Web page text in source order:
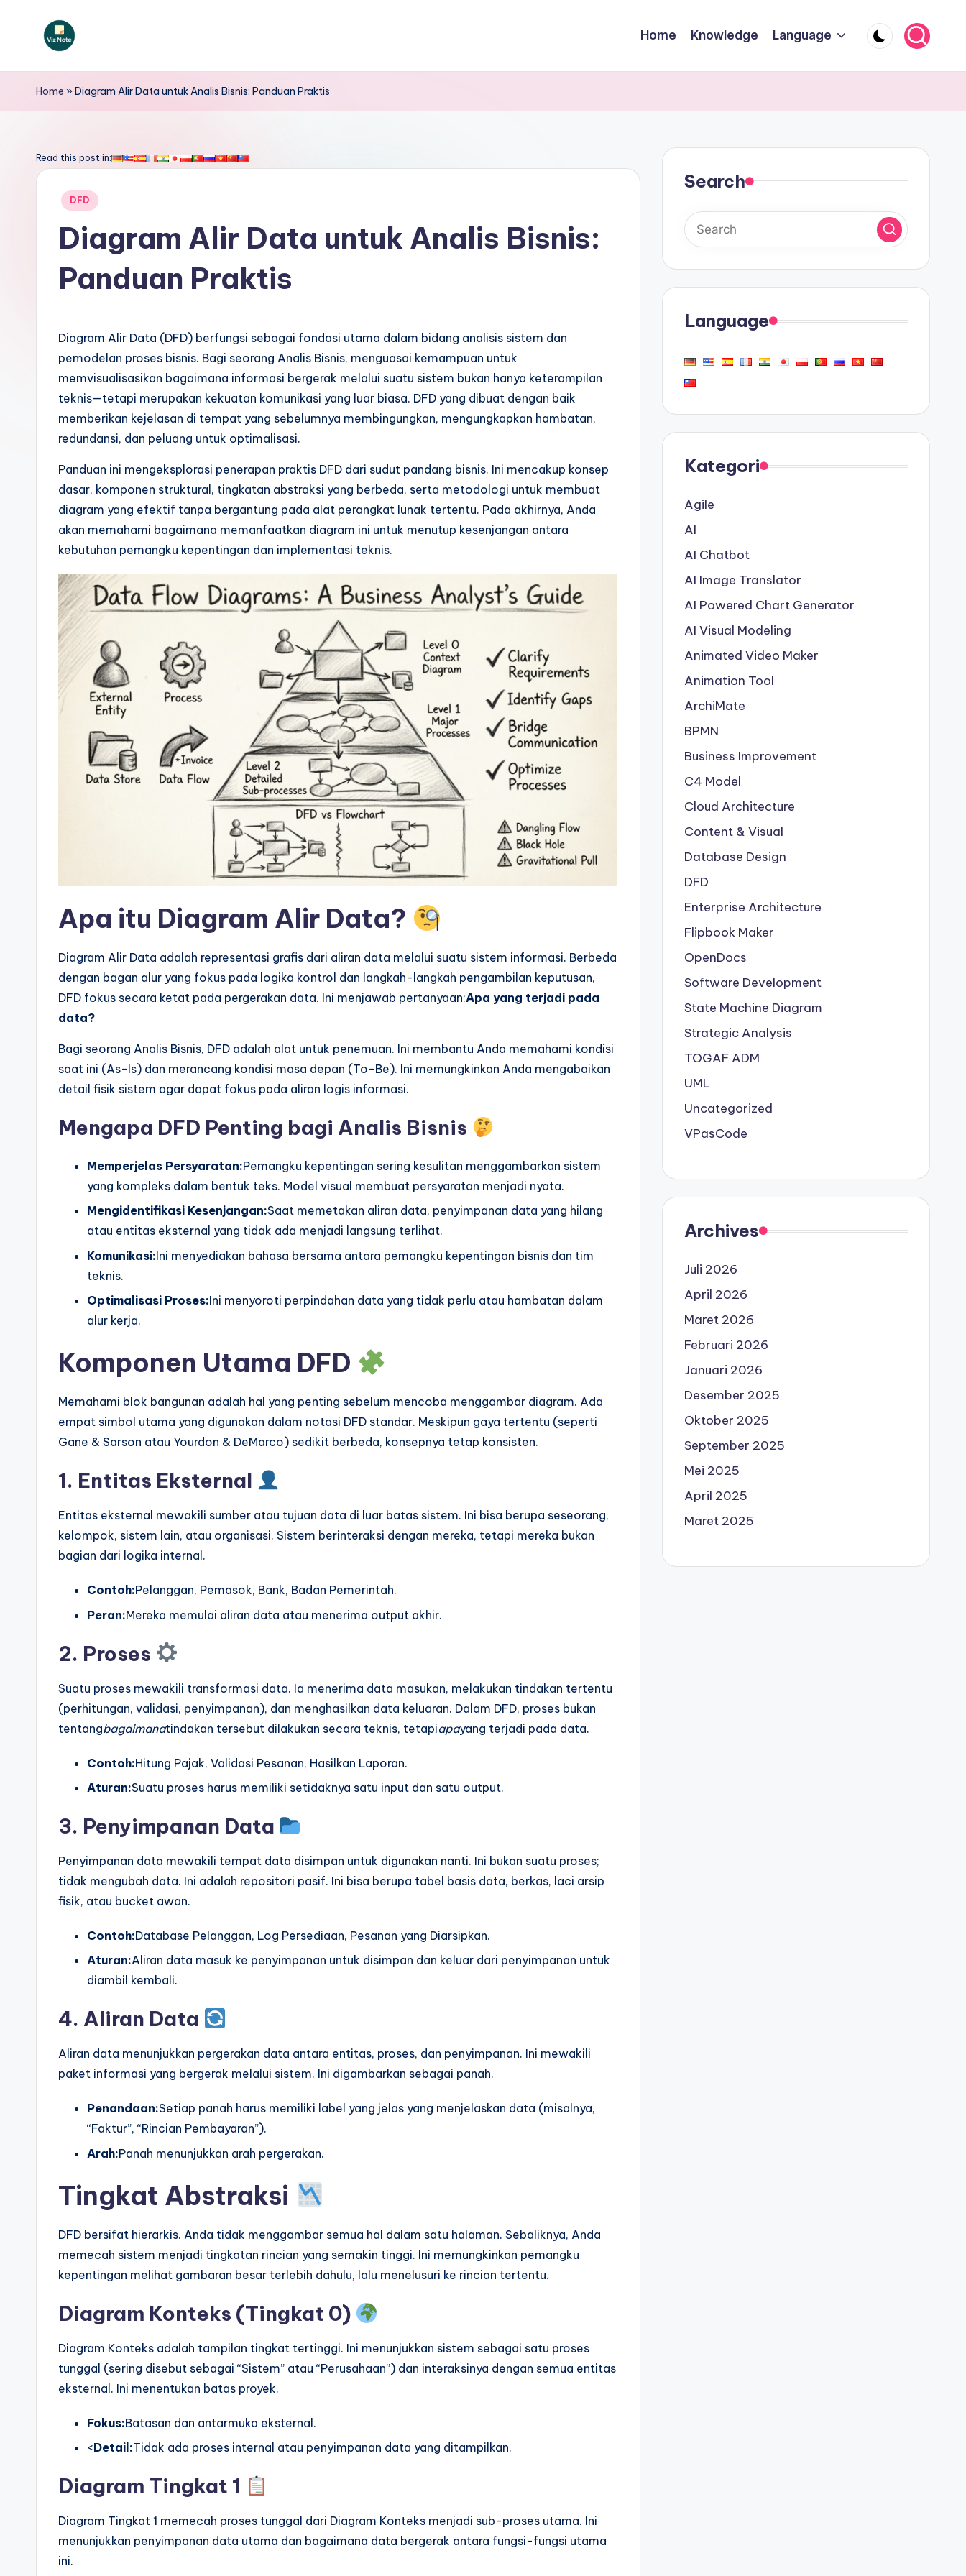
V
iz
o
si
A
Home Knowledge Language
Home »Diagram Alir Data untuk Analis Bisnis: Panduan Praktis
Read this post in:
Posted
DFD
Diagram Alir Data untuk Analis Bisnis:
Panduan Praktis
Diagram Alir Data (DFD) berfungsi sebagai fondasi utama dalam bidang analisis sistem dan
pemodelan proses bisnis. Bagi seorang Analis Bisnis, menguasai kemampuan untuk
memvisualisasikan bagaimana informasi bergerak melalui suatu sistem bukan hanya keterampilan
teknis—tetapi merupakan kekuatan komunikasi yang luar biasa. DFD yang dibuat dengan baik
memberikan kejelasan di tempat yang sebelumnya membingungkan, mengungkapkan hambatan,
redundansi, dan peluang untuk optimalisasi.
Panduan ini mengeksplorasi penerapan praktis DFD dari sudut pandang bisnis. Ini mencakup konsep
dasar, komponen struktural, tingkatan abstraksi yang berbeda, serta metodologi untuk membuat
diagram yang efektif tanpa bergantung pada alat perangkat lunak tertentu. Pada akhirnya, Anda
akan memahami bagaimana memanfaatkan diagram ini untuk menutup kesenjangan antara
kebutuhan pemangku kepentingan dan implementasi teknis.
Apa itu Diagram Alir Data?
Diagram Alir Data adalah representasi grafis dari aliran data melalui suatu sistem informasi. Berbeda
dengan bagan alur yang fokus pada logika kontrol dan langkah-langkah pengambilan keputusan,
DFD fokus secara ketat pada pergerakan data. Ini menjawab pertanyaan:Apa yang terjadi pada
data?
Bagi seorang Analis Bisnis, DFD adalah alat untuk penemuan. Ini membantu Anda memahami kondisi
saat ini (As-Is) dan merancang kondisi masa depan (To-Be). Ini memungkinkan Anda mengabaikan
detail fisik sistem agar dapat fokus pada aliran logis informasi.
Mengapa DFD Penting bagi Analis Bisnis
Memperjelas Persyaratan:Pemangku kepentingan sering kesulitan menggambarkan sistem
yang kompleks dalam bentuk teks. Model visual membuat persyaratan menjadi nyata.
Mengidentifikasi Kesenjangan:Saat memetakan aliran data, penyimpanan data yang hilang
atau entitas eksternal yang tidak ada menjadi langsung terlihat.
Komunikasi:Ini menyediakan bahasa bersama antara pemangku kepentingan bisnis dan tim
teknis.
Optimalisasi Proses:Ini menyoroti perpindahan data yang tidak perlu atau hambatan dalam
alur kerja.
Komponen Utama DFD
Memahami blok bangunan adalah hal yang penting sebelum mencoba menggambar diagram. Ada
empat simbol utama yang digunakan dalam notasi DFD standar. Meskipun gaya tertentu (seperti
Gane & Sarson atau Yourdon & DeMarco) sedikit berbeda, konsepnya tetap konsisten.
1. Entitas Eksternal
Entitas eksternal mewakili sumber atau tujuan data di luar batas sistem. Ini bisa berupa seseorang,
kelompok, sistem lain, atau organisasi. Sistem berinteraksi dengan mereka, tetapi mereka bukan
bagian dari logika internal.
Contoh:Pelanggan, Pemasok, Bank, Badan Pemerintah.
Peran:Mereka memulai aliran data atau menerima output akhir.
2. Proses
Suatu proses mewakili transformasi data. Ia menerima data masukan, melakukan tindakan tertentu
(perhitungan, validasi, penyimpanan), dan menghasilkan data keluaran. Dalam DFD, proses bukan
tentangbagaimanatindakan tersebut dilakukan secara teknis, tetapiapayang terjadi pada data.
Contoh:Hitung Pajak, Validasi Pesanan, Hasilkan Laporan.
Aturan:Suatu proses harus memiliki setidaknya satu input dan satu output.
3. Penyimpanan Data
Penyimpanan data mewakili tempat data disimpan untuk digunakan nanti. Ini bukan suatu proses;
tidak mengubah data. Ini adalah repositori pasif. Ini bisa berupa tabel basis data, berkas, laci arsip
fisik, atau bucket awan.
Contoh:Database Pelanggan, Log Persediaan, Pesanan yang Diarsipkan.
Aturan:Aliran data masuk ke penyimpanan untuk disimpan dan keluar dari penyimpanan untuk
diambil kembali.
4. Aliran Data
Aliran data menunjukkan pergerakan data antara entitas, proses, dan penyimpanan. Ini mewakili
paket informasi yang bergerak melalui sistem. Ini digambarkan sebagai panah.
Penandaan:Setiap panah harus memiliki label yang jelas yang menjelaskan data (misalnya,
“Faktur”, “Rincian Pembayaran”).
Arah:Panah menunjukkan arah pergerakan.
Tingkat Abstraksi
DFD bersifat hierarkis. Anda tidak menggambar semua hal dalam satu halaman. Sebaliknya, Anda
memecah sistem menjadi tingkatan rincian yang semakin tinggi. Ini memungkinkan pemangku
kepentingan melihat gambaran besar terlebih dahulu, lalu menelusuri ke rincian tertentu.
Diagram Konteks (Tingkat 0)
Diagram Konteks adalah tampilan tingkat tertinggi. Ini menunjukkan sistem sebagai satu proses
tunggal (sering disebut sebagai “Sistem” atau “Perusahaan”) dan interaksinya dengan semua entitas
eksternal. Ini menentukan batas proyek.
Fokus:Batasan dan antarmuka eksternal.
<Detail:Tidak ada proses internal atau penyimpanan data yang ditampilkan.
Diagram Tingkat 1
Diagram Tingkat 1 memecah proses tunggal dari Diagram Konteks menjadi sub-proses utama. Ini
menunjukkan penyimpanan data utama dan bagaimana data bergerak antara fungsi-fungsi utama
ini.
Search
Language
Kategori
Agile
AI
AI Chatbot
AI Image Translator
AI Powered Chart Generator
AI Visual Modeling
Animated Video Maker
Animation Tool
ArchiMate
BPMN
Business Improvement
C4 Model
Cloud Architecture
Content & Visual
Database Design
DFD
Enterprise Architecture
Flipbook Maker
OpenDocs
Software Development
State Machine Diagram
Strategic Analysis
TOGAF ADM
UML
Uncategorized
VPasCode
Archives
Juli 2026
April 2026
Maret 2026
Februari 2026
Januari 2026
Desember 2025
Oktober 2025
September 2025
Mei 2025
April 2025
Maret 2025